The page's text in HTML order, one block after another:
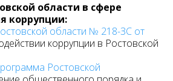
области в сфере
коррупции:
области № 218-ЗС от
коррупции в Ростовской
Ростовской